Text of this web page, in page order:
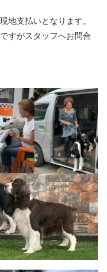
地支払いとなります。
すがスタッフへお問合